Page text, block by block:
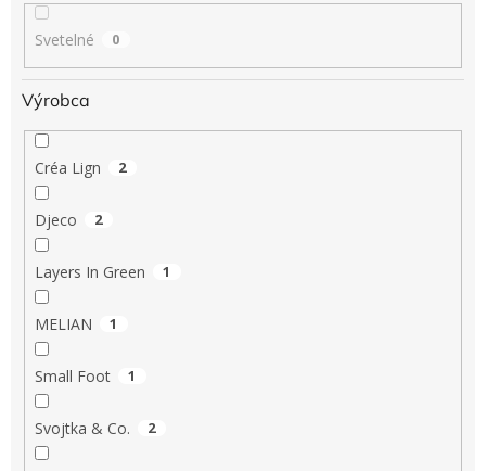
Svetelné 0
Výrobca
Créa Lign 2
Djeco 2
Layers In Green 1
MELIAN 1
Small Foot 1
Svojtka & Co. 2